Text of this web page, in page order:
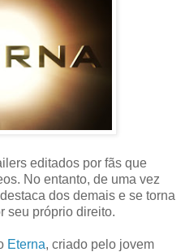
editados por fãs que
No entanto, de uma vez
dos demais e se torna
seu próprio direito.
Eterna, criado pelo jovem